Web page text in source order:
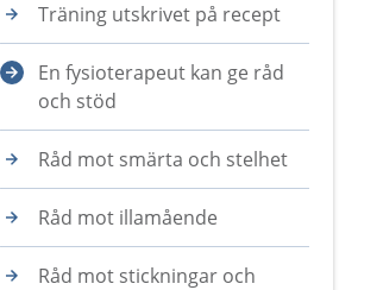
Träning utskrivet på recept
En fysioterapeut kan ge råd
och stöd
Råd mot smärta och stelhet
Råd mot illamående
Råd mot stickningar och